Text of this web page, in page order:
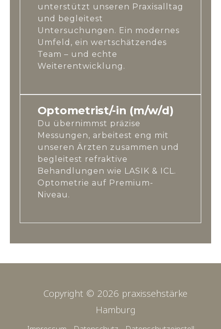
unterstützt unseren Praxisalltag
und begleitest
Untersuchungen. Ein modernes
Umfeld, ein wertschätzendes
Team – und echte
Weiterentwicklung.
Optometrist/-in (m/w/d)
Du übernimmst präzise
Messungen, arbeitest eng mit
unseren Ärzten zusammen und
begleitest refraktive
Behandlungen wie LASIK & ICL.
Optometrie auf Premium-
Niveau.
Copyright © 2026 praxissehstärke
Hamburg